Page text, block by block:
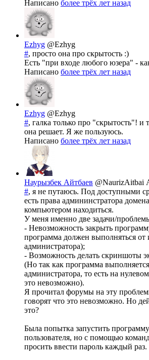
Написано более трёх лет назад
Ezhyg @Ezhyg
#, просто она про скрытость :)
Есть "при входе любого юзера" -
Написано более трёх лет назад
Ezhyg @Ezhyg
#, галка только про "скрытость"! и
она решает. Я же пользуюсь.
Написано более трёх лет назад
Наурызбек Айтбаев @NaurizAitbai
#, я не путаюсь. Под доступными
есть права админинстратора
компьютером находиться.
У меня именно две задачи/
- Невозможность закрыть
программа должен выполняться от
администратора);
- Возможность делать скриншоты
(Но так как программа
администратора, то есть на
это невозможно).
Я прочитал форумы на эту
говорят что это невозможно. Но
это?
Была попытка запустить
пользователя, но с помощью
просить ввести пароль каждый раз.